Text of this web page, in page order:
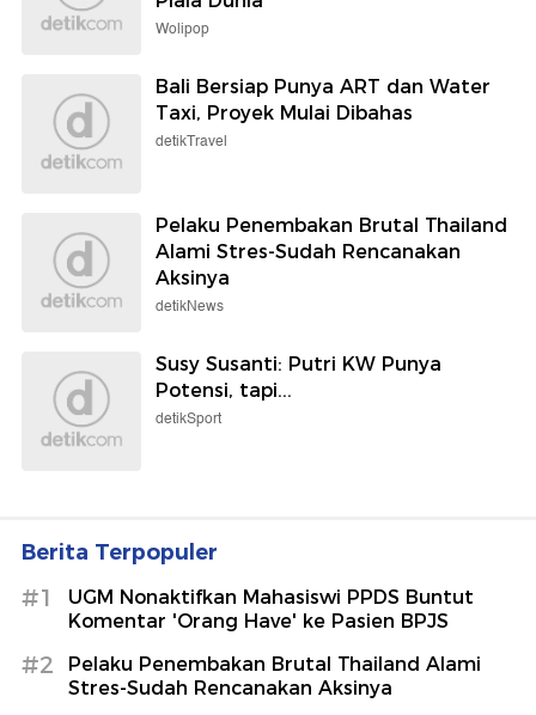
Wolipop
Bali Bersiap Punya ART dan Water
Taxi, Proyek Mulai Dibahas
detikTravel
Pelaku Penembakan Brutal Thailand
Alami Stres-Sudah Rencanakan
Aksinya
detikNews
Susy Susanti: Putri KW Punya
Potensi, tapi...
detikSport
Berita Terpopuler
#1
UGM Nonaktifkan Mahasiswi PPDS Buntut
Komentar 'Orang Have' ke Pasien BPJS
#2
Pelaku Penembakan Brutal Thailand Alami
Stres-Sudah Rencanakan Aksinya